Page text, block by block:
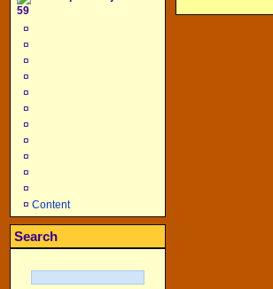
59
¤
¤
¤
¤
¤
¤
¤
¤
¤
¤
¤
¤ Content
Search